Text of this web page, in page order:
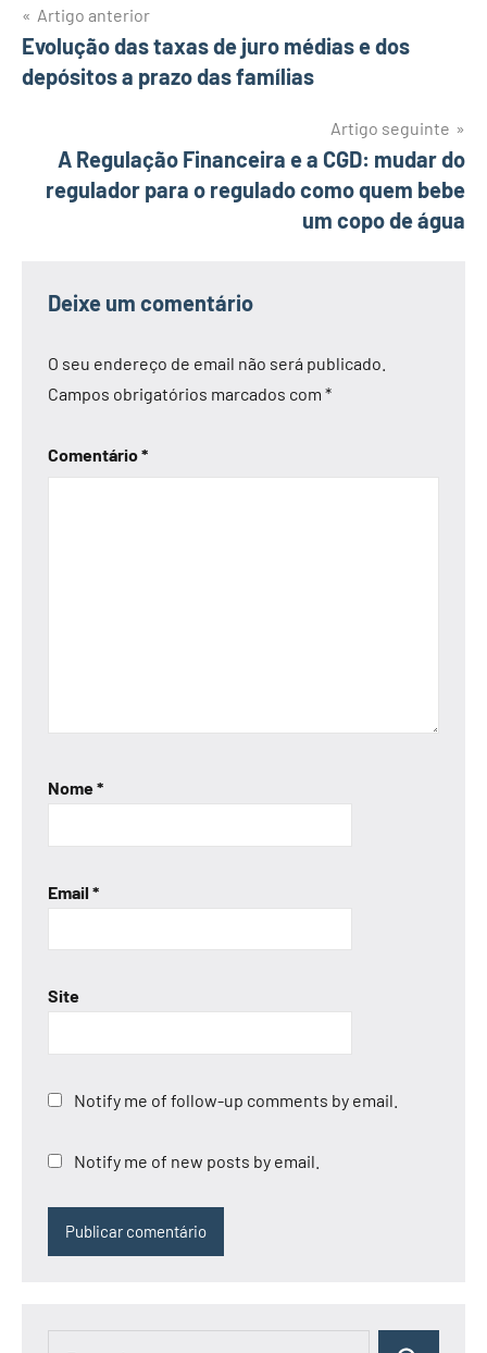
Navegação
de
Artigo anterior
Evolução das taxas de juro médias e dos
depósitos a prazo das famílias
Artigo seguinte
A Regulação Financeira e a CGD: mudar do
regulador para o regulado como quem bebe
um copo de água
Deixe um comentário
O seu endereço de email não será publicado.
Campos obrigatórios marcados com *
Comentário*
Nome*
Email *
Site
Notify me of follow-up comments by email.
Notify me of new posts by email.